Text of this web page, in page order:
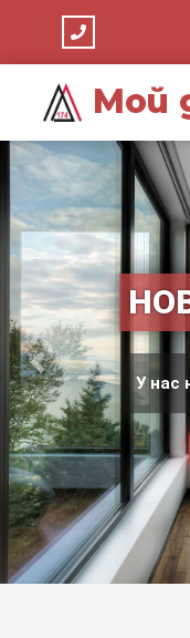
Мой
У нас
Previous
Если процесс
балкона
помещении
надежная ...